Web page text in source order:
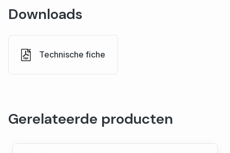
Downloads
Technische fiche
Gerelateerde producten